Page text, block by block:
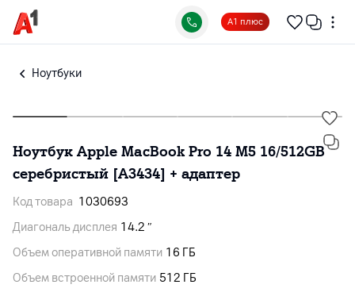
А1 плюс
Ноутбуки
Ноутбук Apple MacBook Pro 14 M5 16/512GB
серебристый [A3434] + адаптер
Код товара 1030693
Диагональ дисплея 14.2 ″
Объем оперативной памяти 16 ГБ
Объем встроенной памяти 512 ГБ